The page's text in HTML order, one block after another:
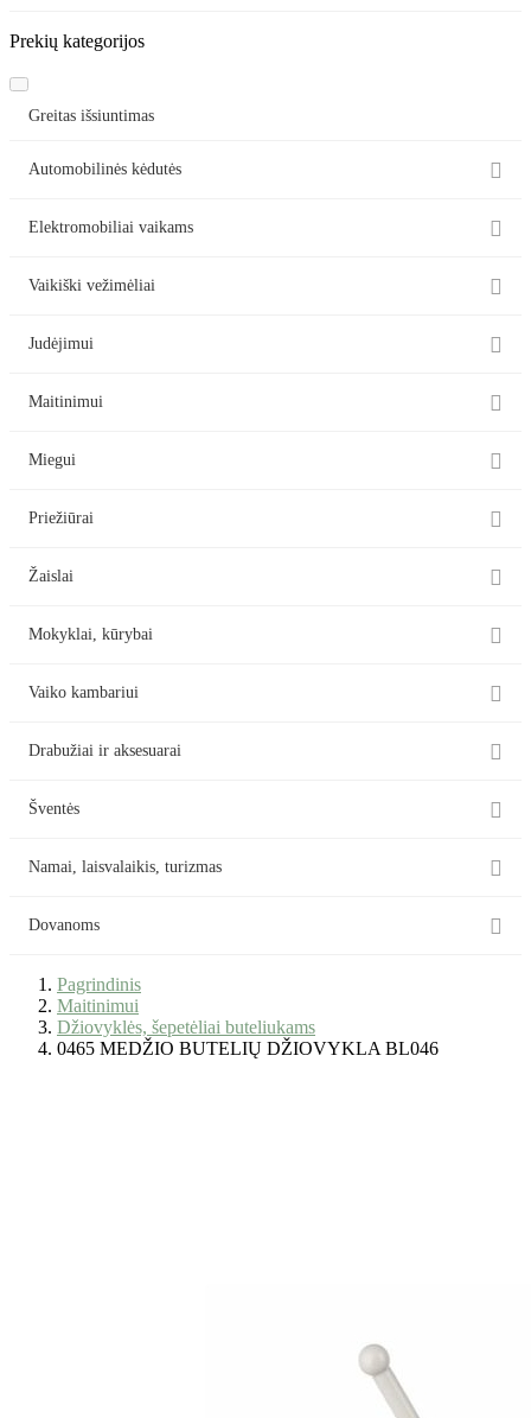
Prekių kategorijos
Greitas išsiuntimas
Automobilinės kėdutės 
Elektromobiliai vaikams 
Vaikiški vežimėliai 
Judėjimui 
Maitinimui 
Miegui 
Priežiūrai 
Žaislai 
Mokyklai, kūrybai 
Vaiko kambariui 
Drabužiai ir aksesuarai 
Šventės 
Namai, laisvalaikis, turizmas 
Dovanoms 
Pagrindinis
Maitinimui
Džiovyklės, šepetėliai buteliukams
0465 MEDŽIO BUTELIŲ DŽIOVYKLA BL046